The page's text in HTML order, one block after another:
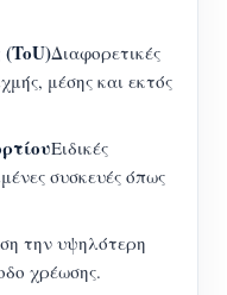
Διαφορετικές
μέσης και εκτός
Ειδικές
συσκευές όπως
την υψηλότερη
χρέωσης.